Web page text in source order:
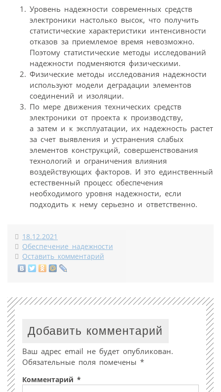
Уровень надежности современных средств
электроники настолько высок, что получить
статистические характеристики интенсивности
отказов за приемлемое время невозможно.
Поэтому статистические методы исследований
надежности подменяются физическими.
Физические методы исследования надежности
используют модели деградации элементов
соединений и изоляции.
По мере движения технических средств
электроники от проекта к производству,
а затем и к эксплуатации, их надежность растет
за счет выявления и устранения слабых
элементов конструкций, совершенствования
технологий и ограничения влияния
воздействующих факторов. И это единственный
естественный процесс обеспечения
необходимого уровня надежности, если
подходить к нему серьезно и ответственно.
18.12.2021
Обеспечение надежности
Оставить комментарий
Добавить комментарий
Ваш адрес email не будет опубликован.
Обязательные поля помечены *
Комментарий *